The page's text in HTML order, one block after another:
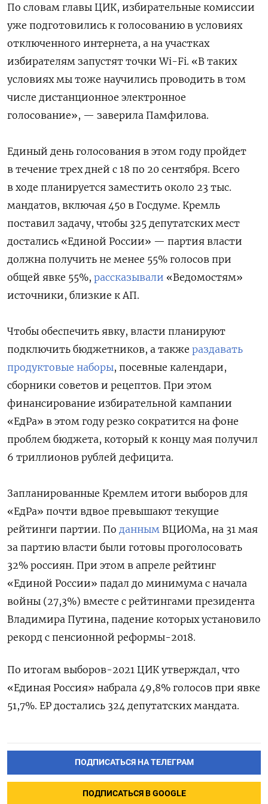
По словам главы ЦИК, избирательные комиссии
уже подготовились к голосованию в условиях
отключенного интернета, а на участках
избирателям запустят точки Wi-Fi. «В таких
условиях мы тоже научились проводить в том
числе дистанционное электронное
голосование», — заверила Памфилова.
Единый день голосования в этом году пройдет
в течение трех дней с 18 по 20 сентября. Всего
в ходе планируется заместить около 23 тыс.
мандатов, включая 450 в Госдуме. Кремль
поставил задачу, чтобы 325 депутатских мест
достались «Единой России» — партия власти
должна получить не менее 55% голосов при
общей явке 55%, рассказывали «Ведомостям»
источники, близкие к АП.
Чтобы обеспечить явку, власти планируют
подключить бюджетников, а также раздавать
продуктовые наборы, посевные календари,
сборники советов и рецептов. При этом
финансирование избирательной кампании
«ЕдРа» в этом году резко сократится на фоне
проблем бюджета, который к концу мая получил
6 триллионов рублей дефицита.
Запланированные Кремлем итоги выборов для
«ЕдРа» почти вдвое превышают текущие
рейтинги партии. По данным ВЦИОМа, на 31 мая
за партию власти были готовы проголосовать
32% россиян. При этом в апреле рейтинг
«Единой России» падал до минимума с начала
войны (27,3%) вместе с рейтингами президента
Владимира Путина, падение которых установило
рекорд с пенсионной реформы-2018.
По итогам выборов-2021 ЦИК утверждал, что
«Единая Россия» набрала 49,8% голосов при явке
51,7%. ЕР достались 324 депутатских мандата.
ПОДПИСАТЬСЯ НА ТЕЛЕГРАМ
ПОДПИСАТЬСЯ В GOOGLE